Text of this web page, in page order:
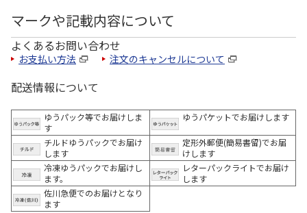
マークや記載内容について
よくあるお問い合わせ
お支払い方法 注文のキャンセルについて
配送情報について
ゆうパック等でお届けしま
す
ゆうパケットでお届けします
チルドゆうパックでお届け
します
定形外郵便(簡易書留)でお届
けします
冷凍ゆうパックでお届けし
ます。
レターパックライトでお届け
します
佐川急便でのお届けとなり
ます